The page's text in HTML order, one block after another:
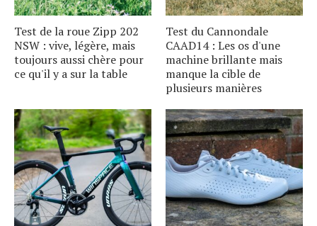
Test de la roue Zipp 202
NSW : vive, légère, mais
toujours aussi chère pour
ce qu'il y a sur la table
Test du Cannondale
CAAD14 : Les os d'une
machine brillante mais
manque la cible de
plusieurs manières